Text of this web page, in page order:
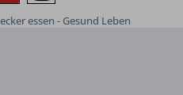
essen - Gesund Leben